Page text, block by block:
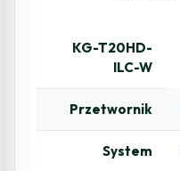
KG-T20HD-
ILC-W
Przetwornik
System